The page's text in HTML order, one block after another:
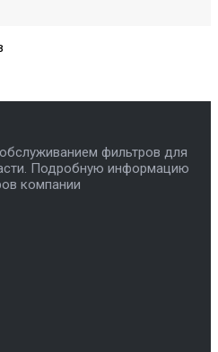
фильтров для
Подробную информацию
компании